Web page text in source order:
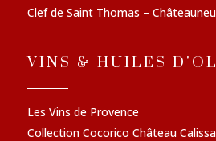
Clef de Saint Thomas –
VINS & HUILES
Les Vins de Provence
Collection Cocorico Château